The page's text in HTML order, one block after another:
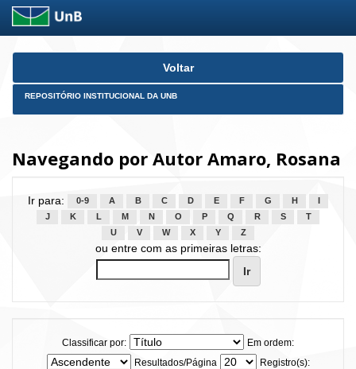
Skip
Voltar
REPOSITÓRIO INSTITUCIONAL DA UNB
Navegando por Autor Amaro, Rosana
Ir para: 0-9 A B C D E F G H
J
K L M N O P Q R S
T
U
V W X Y Z
ou entre com as primeiras letras:
Classificar por:
Em ordem:
Resultados/Página
Registro(s):